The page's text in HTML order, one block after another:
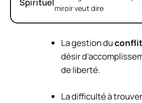
Spirituelmiroir veut dire
La gestion du
désir
de liberté.
La difficulté à